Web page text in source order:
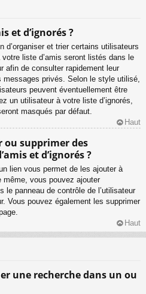
et d’ignorés ?
et trier certains utilisateurs
liste d’amis seront listés dans le
afin de consulter rapidement leur
privés. Selon le style utilisé,
peuvent éventuellement être
un utilisateur à votre liste d’ignorés,
masqués par défaut.
Haut
ou supprimer des
et d’ignorés ?
lien vous permet de les ajouter à
même, vous pouvez ajouter
le panneau de contrôle de l’utilisateur
Vous pouvez également les supprimer
Haut
une recherche dans un ou